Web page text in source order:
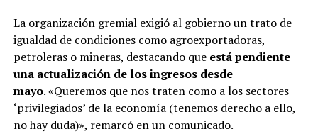
La organización gremial exigió al gobierno un trato de
igualdad de condiciones como agroexportadoras,
petroleras o mineras, destacando que está pendiente
una actualización de los ingresos desde
mayo.«Queremos que nos traten como a los sectores
‘privilegiados’ de la economía (tenemos derecho a ello,
no hay duda)», remarcó en un comunicado.